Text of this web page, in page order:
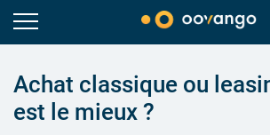
Achat classique ou
est le mieux ?